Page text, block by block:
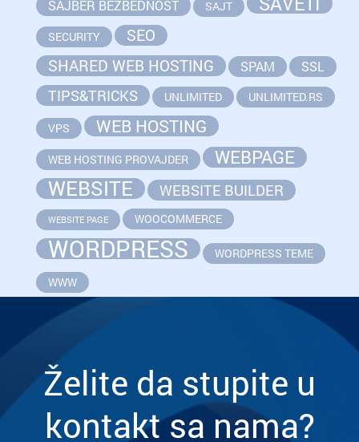
SAJBER BEZBEDNOST SAJT
SECURITY
SEO
SHARED WEB HOSTING
SPAM SSL
TIPS&TRICKS UNLIMITED UNLIMITED.RS
VPS WEB HOSTING
WEB HOSTING PROVAJDER WEBPAGE
WEBSITE WEBSITE BUILDER
WEBSITE PAGE WOOCOMMERCE
WORDPRESS
WORDPRESS TEME
WWW
Želite da stupite u
kontakt sa nama?